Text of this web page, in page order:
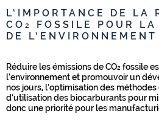
L’IMPORTANCE DE LA
CO₂ FOSSILE POUR LA
DE L’ENVIRONNEMENT
Réduire les émissions de CO₂ fossile
l’environnement et promouvoir un
nos jours, l’optimisation des
d’utilisation des biocarburants pour
donc une priorité pour les